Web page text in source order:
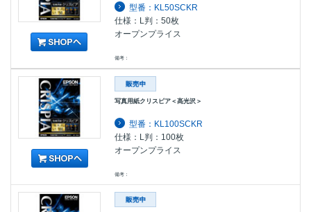
型番：KL50SCKR
仕様：L判：50枚
オープンプライス
備考：
写真用紙クリスピア＜高光沢＞
型番：KL100SCKR
仕様：L判：100枚
オープンプライス
備考：